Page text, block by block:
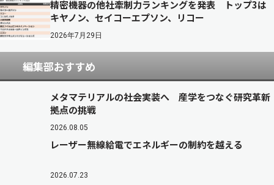
精密機器の他社牽制力ランキングを発表 トップ3は
キヤノン、セイコーエプソン、リコー
2026年7月29日
編集部おすすめ
メタマテリアルの社会実装へ 産学をつなぐ研究革新
拠点の挑戦
2026.08.05
レーザー無線給電でエネルギーの制約を越える
2026.07.23